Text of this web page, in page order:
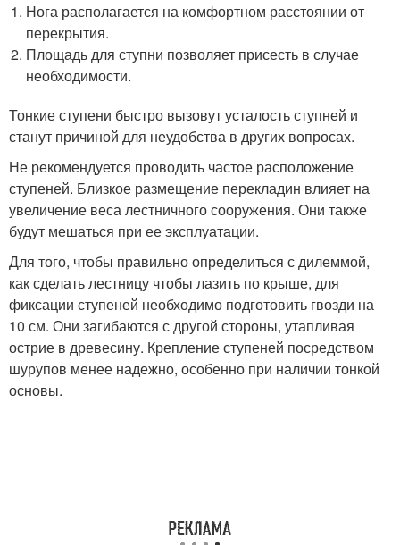
Нога располагается на комфортном расстоянии от
перекрытия.
Площадь для ступни позволяет присесть в случае
необходимости.
Тонкие ступени быстро вызовут усталость ступней и
станут причиной для неудобства в других вопросах.
Не рекомендуется проводить частое расположение
ступеней. Близкое размещение перекладин влияет на
увеличение веса лестничного сооружения. Они также
будут мешаться при ее эксплуатации.
Для того, чтобы правильно определиться с дилеммой,
как сделать лестницу чтобы лазить по крыше, для
фиксации ступеней необходимо подготовить гвозди на
10 см. Они загибаются с другой стороны, утапливая
острие в древесину. Крепление ступеней посредством
шурупов менее надежно, особенно при наличии тонкой
основы.